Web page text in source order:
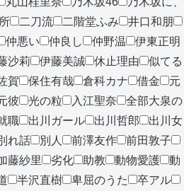
二刀流 二階堂ふみ
井口和朋
仲悪い 仲良し 仲野温
伊東正明
沙莉 伊藤美誠 休止理由
似てる
賀 保住有哉 倉科カナ 借金
元
彼 光の粒 入江聖奈
全部大泉の
職 出川ガール 出川哲郎
出川女
れ話 別人 前澤友作
前田敦子
藤紗里 劣化 助教 動物愛護
動
半沢直樹 卑屈のうた
卒アル